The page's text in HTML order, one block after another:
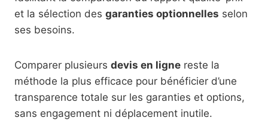
et la sélection des garanties optionnelles selon
ses besoins.
Comparer plusieurs devis en ligne reste la
méthode la plus efficace pour bénéficier d’une
transparence totale sur les garanties et options,
sans engagement ni déplacement inutile.